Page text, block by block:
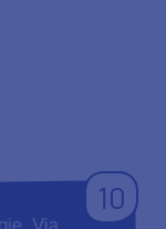
10